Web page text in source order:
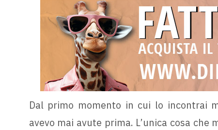
Dal primo momento in cui lo incontrai
avevo mai avute prima. L’unica cosa